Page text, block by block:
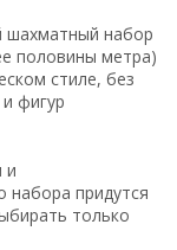
набор
половины метра)
стиле, без
фигур
и
набора придутся
только